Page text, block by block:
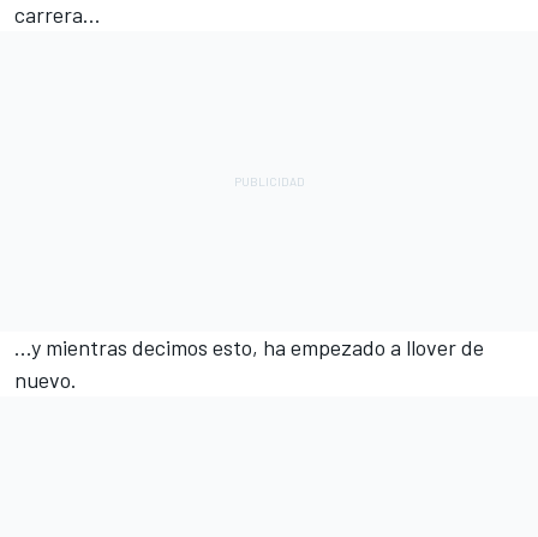
carrera...
...y mientras decimos esto, ha empezado a llover de
nuevo.